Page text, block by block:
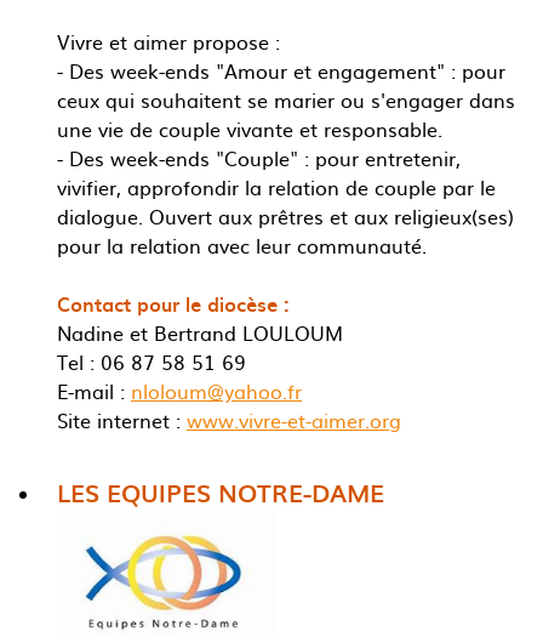
Vivre et aimer propose :
- Des week-ends "Amour et engagement" : pour
ceux qui souhaitent se marier ou s'engager dans
une vie de couple vivante et responsable.
- Des week-ends "Couple" : pour entretenir,
vivifier, approfondir la relation de couple par le
dialogue. Ouvert aux prêtres et aux religieux(ses)
pour la relation avec leur communauté.
Contact pour le diocèse :
Nadine et Bertrand LOULOUM
Tel : 06 87 58 51 69
E-mail : nloloum@yahoo.fr
Site internet : www.vivre-et-aimer.org
LES EQUIPES NOTRE-DAME